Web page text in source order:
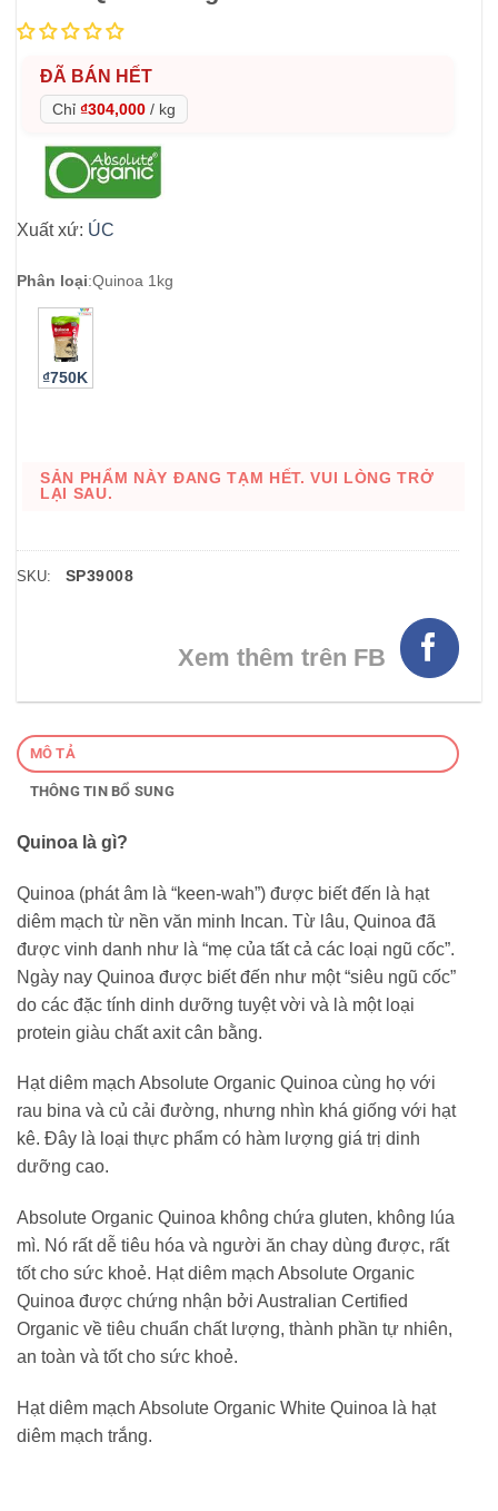
ĐÃ BÁN HẾT
Chỉ ₫304,000 / kg
Xuất xứ: ÚC
Phân loại:Quinoa 1kg
₫750K
SẢN PHẨM NÀY ĐANG TẠM HẾT. VUI LÒNG TRỞ
LẠI SAU.
SKU: SP39008
Xem thêm trên FB
MÔ TẢ
THÔNG TIN BỔ SUNG
Quinoa là gì?
Quinoa (phát âm là “keen-wah”) được biết đến là hạt
diêm mạch từ nền văn minh Incan. Từ lâu, Quinoa đã
được vinh danh như là “mẹ của tất cả các loại ngũ cốc”.
Ngày nay Quinoa được biết đến như một “siêu ngũ cốc”
do các đặc tính dinh dưỡng tuyệt vời và là một loại
protein giàu chất axit cân bằng.
Hạt diêm mạch Absolute Organic Quinoa cùng họ với
rau bina và củ cải đường, nhưng nhìn khá giống với hạt
kê. Đây là loại thực phẩm có hàm lượng giá trị dinh
dưỡng cao.
Absolute Organic Quinoa không chứa gluten, không lúa
mì. Nó rất dễ tiêu hóa và người ăn chay dùng được, rất
tốt cho sức khoẻ. Hạt diêm mạch Absolute Organic
Quinoa được chứng nhận bởi Australian Certified
Organic về tiêu chuẩn chất lượng, thành phần tự nhiên,
an toàn và tốt cho sức khoẻ.
Hạt diêm mạch Absolute Organic White Quinoa là hạt
diêm mạch trắng.